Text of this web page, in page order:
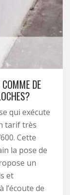
DE
qui exécute
tarif très
Cette
la pose de
un
et
de